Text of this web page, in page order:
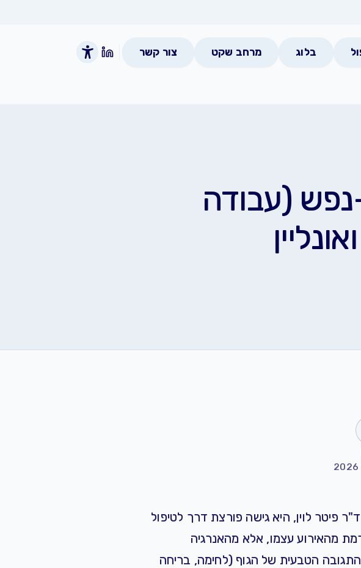
בלוג מרחב שקט צור קשר
נפש (עבודה
ד"ר פיטר לוין, היא גישה פורצת דרך לטיפול
מהאירוע עצמו, אלא מהאנרגיה
הטבעית של הגוף (לחימה, בריחה